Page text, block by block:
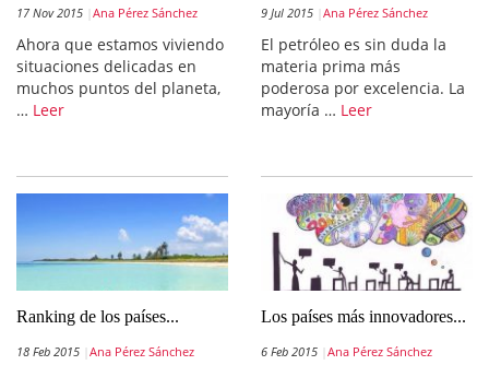
17 Nov 2015 Ana Pérez Sánchez
Ahora que estamos viviendo
situaciones delicadas en
muchos puntos del planeta,
… Leer
9 Jul 2015 Ana Pérez Sánchez
El petróleo es sin duda la
materia prima más
poderosa por excelencia. La
mayoría … Leer
Ranking de los países...
18 Feb 2015 Ana Pérez Sánchez
Los países más innovadores...
6 Feb 2015 Ana Pérez Sánchez